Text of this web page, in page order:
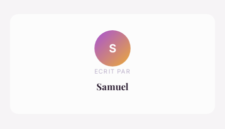
S
ECRIT PAR
Samuel